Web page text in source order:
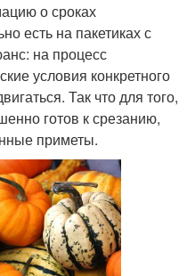
о сроках
есть на пакетиках с
на процесс
условия конкретного
Так что для того,
готов к срезанию,
приметы.